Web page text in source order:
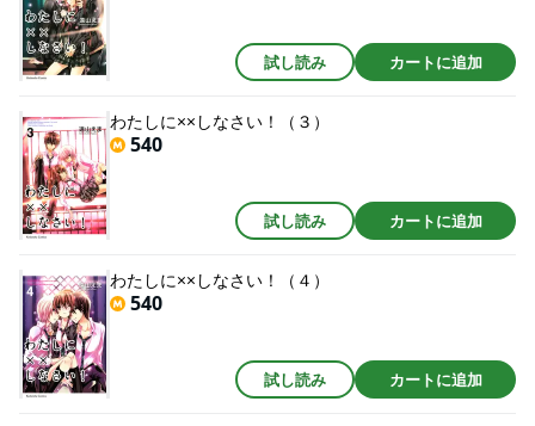
試し読み カートに追加
わたしに××しなさい！（３）
540
試し読み カートに追加
わたしに××しなさい！（４）
540
試し読み カートに追加